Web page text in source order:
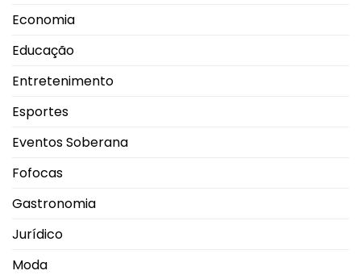
Economia
Educação
Entretenimento
Esportes
Eventos Soberana
Fofocas
Gastronomia
Jurídico
Moda